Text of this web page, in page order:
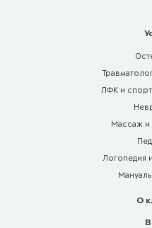
ЛФК и
Массаж и
Логопедия
О